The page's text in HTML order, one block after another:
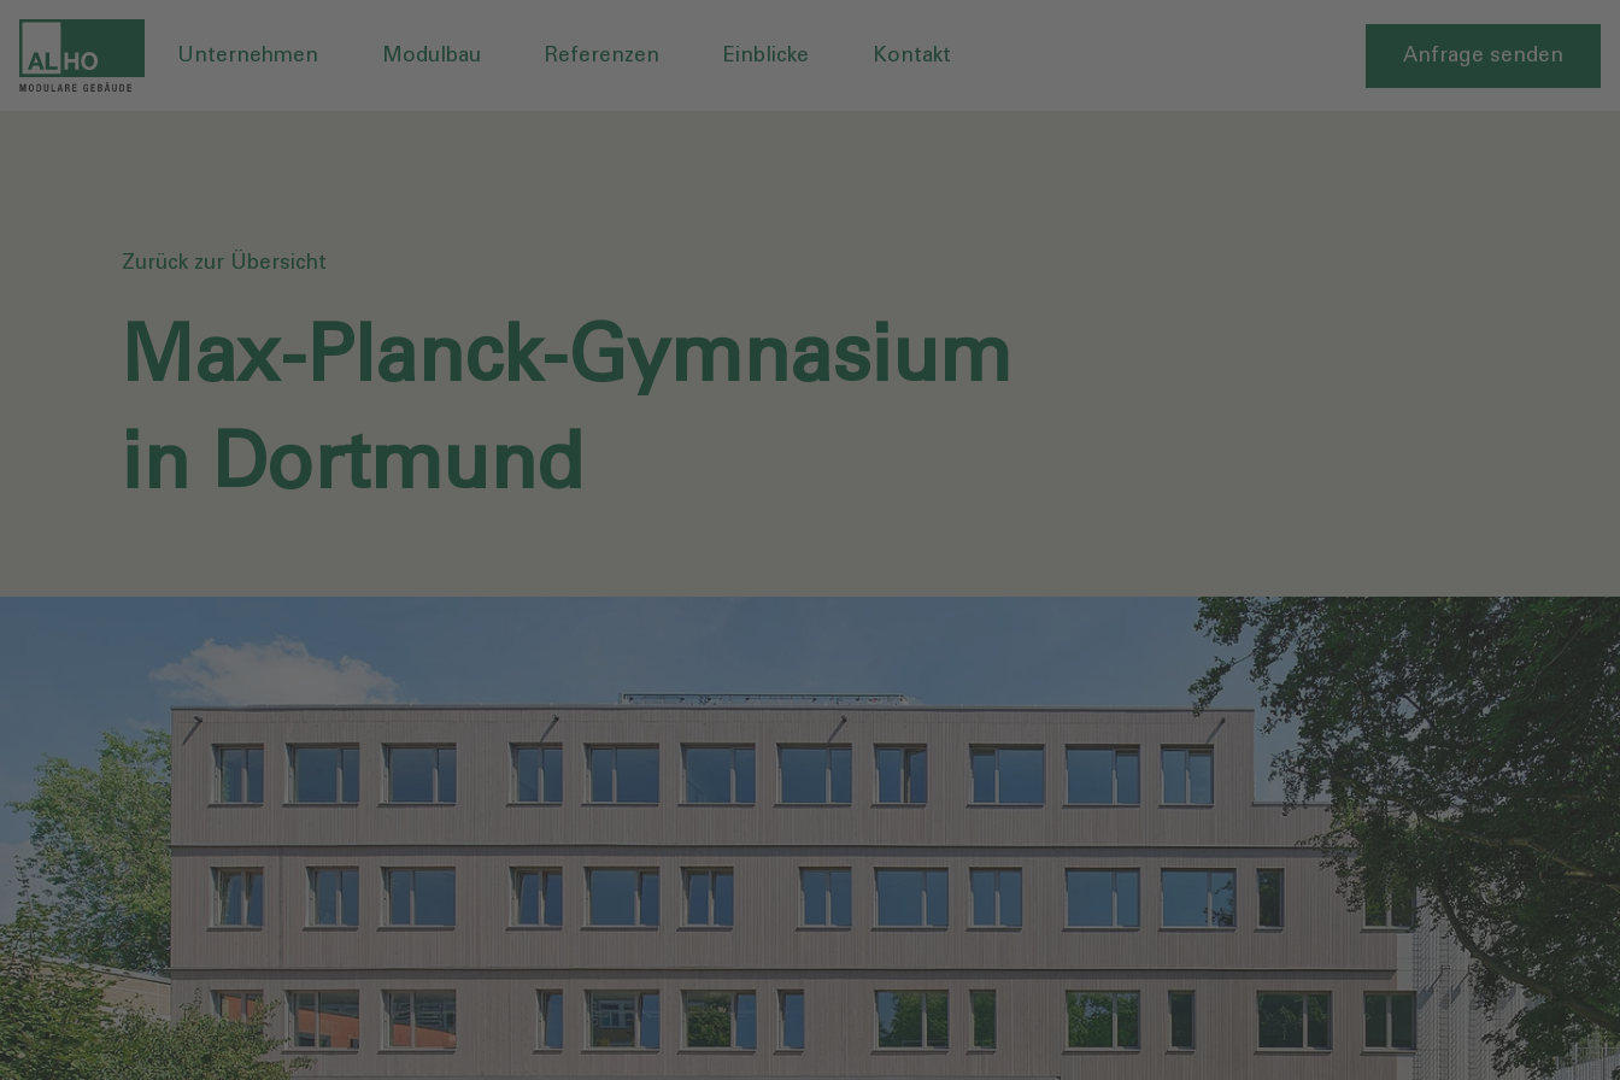
Unternehmen Modulbau Referenzen Einblicke Kontakt Anfrage senden
Zurück zur Übersicht
Max-Planck-Gymnasium
in Dortmund‎